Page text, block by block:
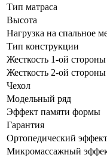
Тип матраса
Высота
Нагрузка на спальное
Тип конструкции
Жесткость 1-ой стороны
Жесткость 2-ой стороны
Чехол
Модельный ряд
Эффект памяти формы
Гарантия
Ортопедический эффект
Микромассажный